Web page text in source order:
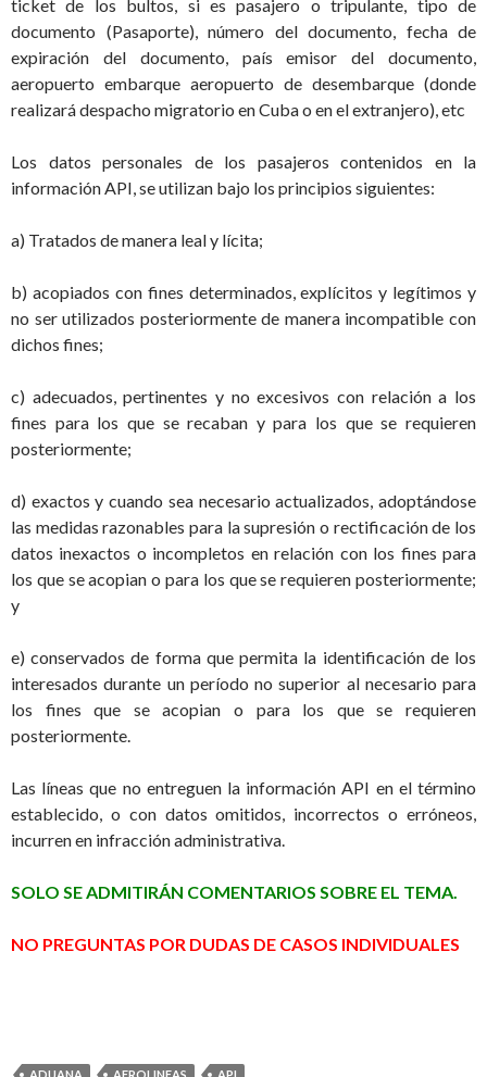
ticket de los bultos, si es pasajero o tripulante, tipo de
documento (Pasaporte), número del documento, fecha de
expiración del documento, país emisor del documento,
aeropuerto embarque aeropuerto de desembarque (donde
realizará despacho migratorio en Cuba o en el extranjero), etc
Los datos personales de los pasajeros contenidos en la
información API, se utilizan bajo los principios siguientes:
a) Tratados de manera leal y lícita;
b) acopiados con fines determinados, explícitos y legítimos y
no ser utilizados posteriormente de manera incompatible con
dichos fines;
c) adecuados, pertinentes y no excesivos con relación a los
fines para los que se recaban y para los que se requieren
posteriormente;
d) exactos y cuando sea necesario actualizados, adoptándose
las medidas razonables para la supresión o rectificación de los
datos inexactos o incompletos en relación con los fines para
los que se acopian o para los que se requieren posteriormente;
y
e) conservados de forma que permita la identificación de los
interesados durante un período no superior al necesario para
los fines que se acopian o para los que se requieren
posteriormente.
Las líneas que no entreguen la información API en el término
establecido, o con datos omitidos, incorrectos o erróneos,
incurren en infracción administrativa.
SOLO SE ADMITIRÁN COMENTARIOS SOBRE EL TEMA.
NO PREGUNTAS POR DUDAS DE CASOS INDIVIDUALES
ADUANA AEROLINEAS API